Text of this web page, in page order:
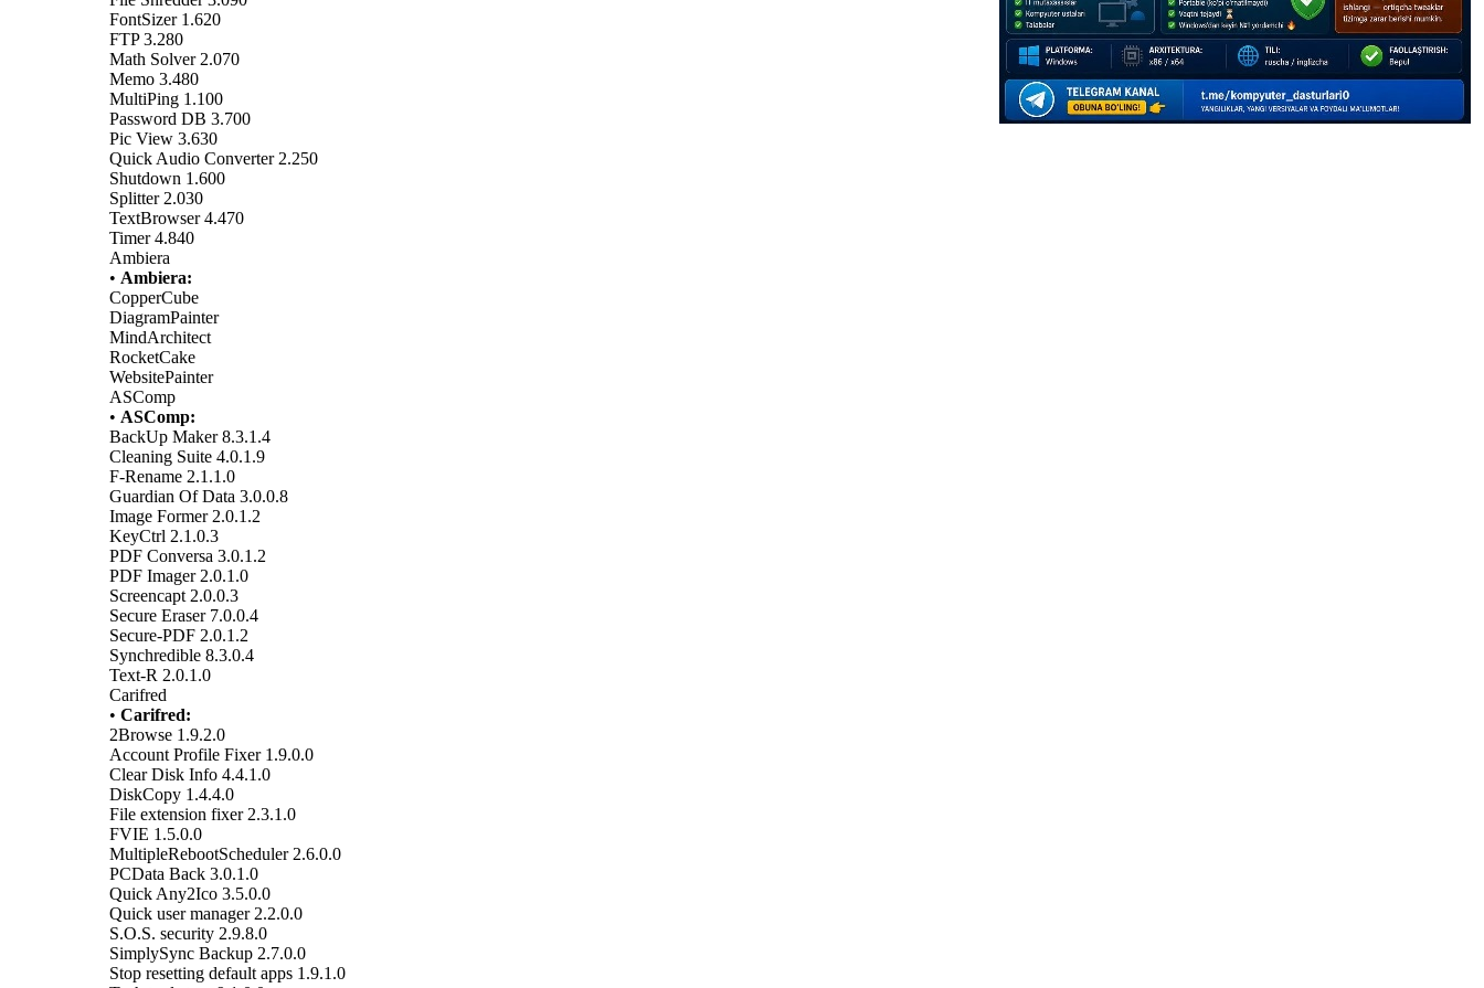
FontSizer 1.620
FTP 3.280
Math Solver 2.070
Memo 3.480
MultiPing 1.100
Password DB 3.700
Pic View 3.630
Quick Audio Converter 2.250
Shutdown 1.600
Splitter 2.030
TextBrowser 4.470
Timer 4.840
Ambiera
• Ambiera:
CopperCube
DiagramPainter
MindArchitect
RocketCake
WebsitePainter
ASComp
• ASComp:
BackUp Maker 8.3.1.4
Cleaning Suite 4.0.1.9
F-Rename 2.1.1.0
Guardian Of Data 3.0.0.8
Image Former 2.0.1.2
KeyCtrl 2.1.0.3
PDF Conversa 3.0.1.2
PDF Imager 2.0.1.0
Screencapt 2.0.0.3
Secure Eraser 7.0.0.4
Secure-PDF 2.0.1.2
Synchredible 8.3.0.4
Text-R 2.0.1.0
Carifred
• Carifred:
2Browse 1.9.2.0
Account Profile Fixer 1.9.0.0
Clear Disk Info 4.4.1.0
DiskCopy 1.4.4.0
File extension fixer 2.3.1.0
FVIE 1.5.0.0
MultipleRebootScheduler 2.6.0.0
PCData Back 3.0.1.0
Quick Any2Ico 3.5.0.0
Quick user manager 2.2.0.0
S.O.S. security 2.9.8.0
SimplySync Backup 2.7.0.0
Stop resetting default apps 1.9.1.0